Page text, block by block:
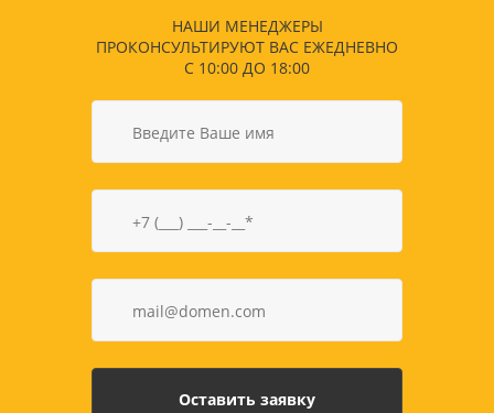
НАШИ МЕНЕДЖЕРЫ
ПРОКОНСУЛЬТИРУЮТ ВАС ЕЖЕДНЕВНО
С 10:00 ДО 18:00